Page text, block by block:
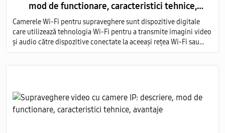
mod de functionare, caracteristici tehnice,
avantaje
Camerele Wi-Fi pentru supraveghere sunt dispozitive digitale
care utilizează tehnologia Wi-Fi pentru a transmite imagini video
și audio către dispozitive conectate la aceeași rețea Wi-Fi sau
prin intermediul internetului.